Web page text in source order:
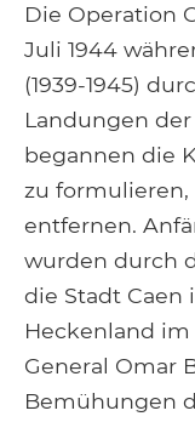
Die Operation
Juli 1944
(1939-1945)
Landungen
begannen die
zu
entfernen.
wurden durch
die Stadt Caen
Heckenland
General Omar
Bemühungen